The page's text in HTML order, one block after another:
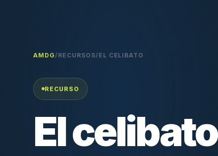
AMDG /RECURSOS/EL CELIBATO
RECURSO
El celibato